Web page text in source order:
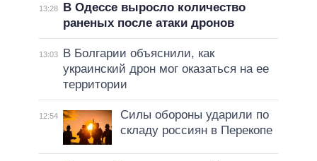
13:28
В Одессе выросло количество
раненых после атаки дронов
13:03
В Болгарии объяснили, как
украинский дрон мог оказаться на ее
территории
12:54
Силы обороны ударили по
складу россиян в Перекопе